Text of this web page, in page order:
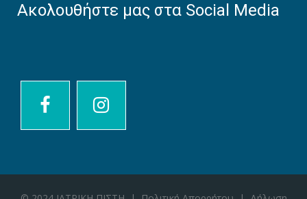
Ακολουθήστε μας στα Social Media